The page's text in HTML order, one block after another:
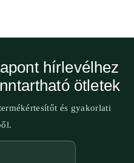
hírlevélhez
ötletek
és gyakorlati